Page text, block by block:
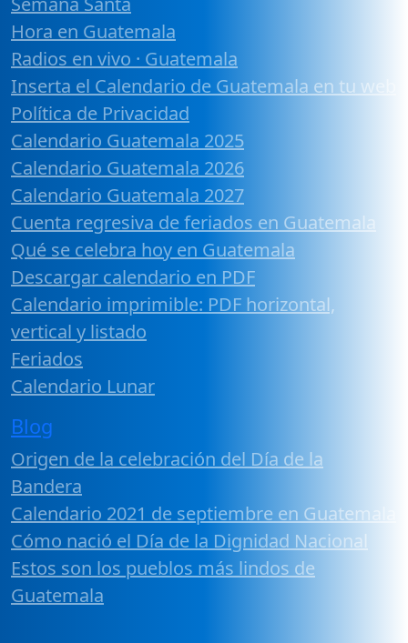
Hora en Guatemala
Radios en vivo · Guatemala
Inserta el Calendario de Guatemala en tu web
Política de Privacidad
Calendario Guatemala 2025
Calendario Guatemala 2026
Calendario Guatemala 2027
Cuenta regresiva de feriados en Guatemala
Qué se celebra hoy en Guatemala
Descargar calendario en PDF
Calendario imprimible: PDF horizontal,
vertical y listado
Feriados
Calendario Lunar
Blog
Origen de la celebración del Día de la
Bandera
Calendario 2021 de septiembre en Guatemala
Cómo nació el Día de la Dignidad Nacional
Estos son los pueblos más lindos de
Guatemala